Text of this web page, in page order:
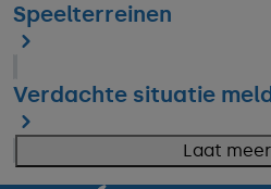
Speelterreinen
Verdachte situatie
Laat